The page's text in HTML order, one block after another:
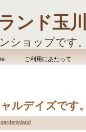
ンド玉
ショップです
ご利用にあたって
ルデイズです。
gardenisland